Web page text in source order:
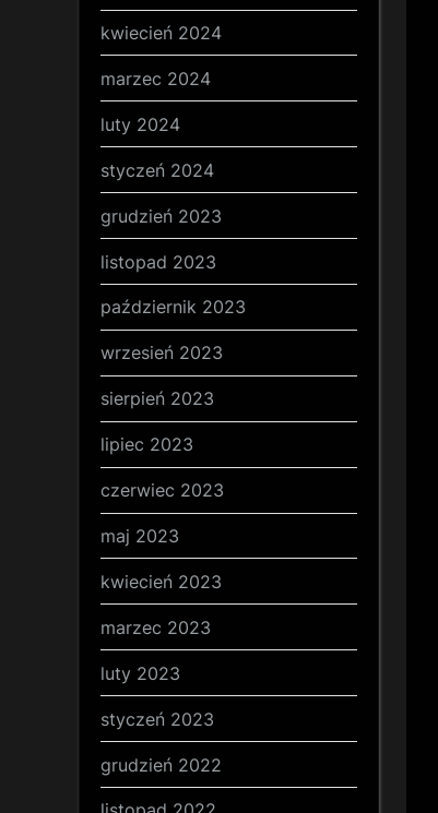
kwiecień 2024
marzec 2024
luty 2024
styczeń 2024
grudzień 2023
listopad 2023
październik 2023
wrzesień 2023
sierpień 2023
lipiec 2023
czerwiec 2023
maj 2023
kwiecień 2023
marzec 2023
luty 2023
styczeń 2023
grudzień 2022